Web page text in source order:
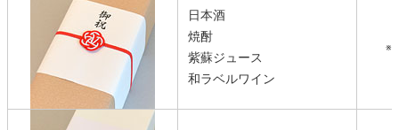
日本酒
焼酎
紫蘇ジュース
和ラベルワイン
※